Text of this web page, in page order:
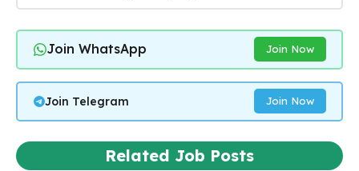
Join WhatsApp Join Now
Join Telegram Join Now
Related Job Posts